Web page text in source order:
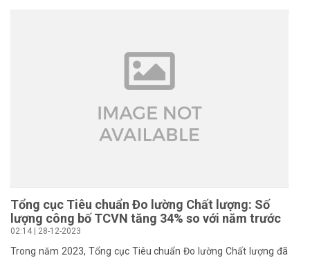
Tổng cục Tiêu chuẩn Đo lường Chất lượng: Số
lượng công bố TCVN tăng 34% so với năm trước
02:14 | 28-12-2023
Trong năm 2023, Tổng cục Tiêu chuẩn Đo lường Chất lượng đã